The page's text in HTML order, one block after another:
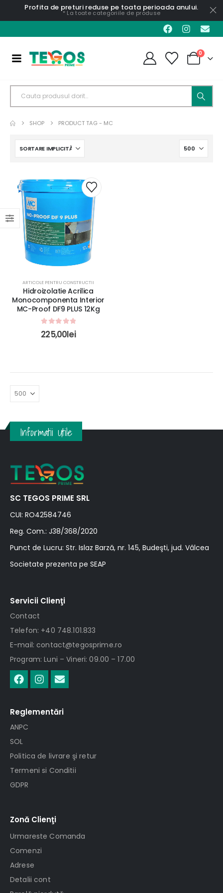
Profita de preturi reduse pe toata perioada anului.
* La toate categoriile de produse
0
SHOP PRODUCT TAG - MC
ARTICOLE PENTRU CONSTRUCTII
Hidroizolatie Acrilica
Monocomponenta Interior
MC-Proof DF9 PLUS 12Kg
0out of 5
225,00lei
Informatii Utile
SC TEGOS PRIME SRL
CUI: RO42584746
Reg. Com.: J38/368/2020
Punct de Lucru: Str. Islaz Barză, nr. 145, Budeşti, jud. Vâlcea
Societate prezenta pe SEAP
Servicii Clienţi
Contact
Telefon: +40 748.101.833
E-mail: contact@tegosprime.ro
Program: Luni – Vineri: 09.00 – 17.00
Reglementări
ANPC
SOL
Politica de livrare şi retur
Termeni si Conditii
GDPR
Zonă Clienţi
Urmareste Comanda
Comenzi
Adrese
Detalii cont